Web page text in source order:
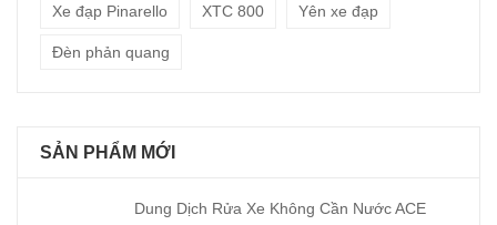
Xe đạp Pinarello XTC 800 Yên xe đạp
Đèn phản quang
SẢN PHẨM MỚI
Dung Dịch Rửa Xe Không Cần Nước ACE